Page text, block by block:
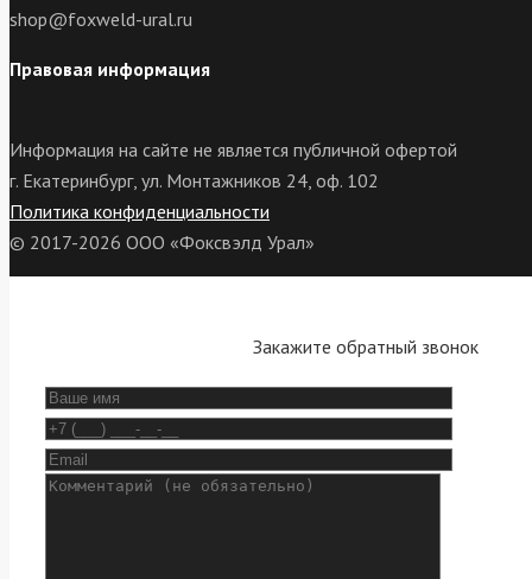
shop@foxweld-ural.ru
Правовая информация
Информация на сайте не является публичной офертой
г. Екатеринбург, ул. Монтажников 24, оф. 102
Политика конфиденциальности
© 2017-2026 ООО «Фоксвэлд Урал»
Закажите обратный звонок